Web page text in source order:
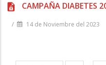
CAMPAÑA DIABETES
/ 14 de Noviembre del 2023